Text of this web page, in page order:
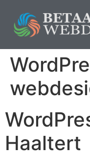
Haaltert